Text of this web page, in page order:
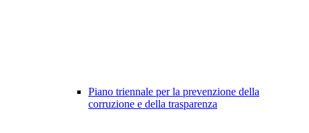
Piano triennale per la prevenzione della
corruzione e della trasparenza